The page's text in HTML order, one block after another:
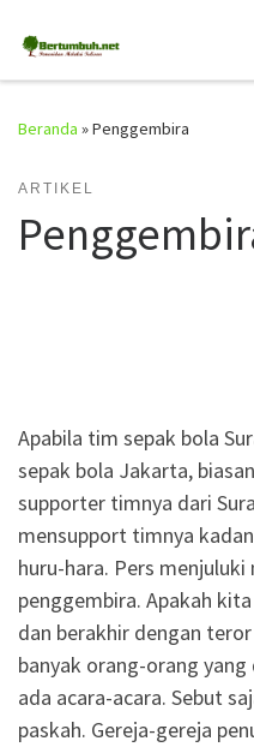
Skip to content
Beranda »Penggembira
ARTIKEL
Apabila tim sepak bola
sepak bola Jakarta,
supporter timnya dari
mensupport timnya
huru-hara. Pers menjuluki
penggembira. Apakah
dan berakhir dengan
banyak orang-orang
ada acara-acara. Sebut
paskah. Gereja-gereja